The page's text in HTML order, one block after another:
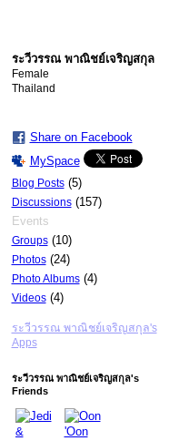
ระวีวรรณ พาณิชย์เจริญสกุล
Female
Thailand
Share on Facebook
MySpace
Blog Posts(5)
Discussions(157)
Events
Groups(10)
Photos(24)
Photo Albums(4)
Videos(4)
ระวีวรรณ พาณิชย์เจริญสกุล's
Apps
ระวีวรรณ พาณิชย์เจริญสกุล's
Friends